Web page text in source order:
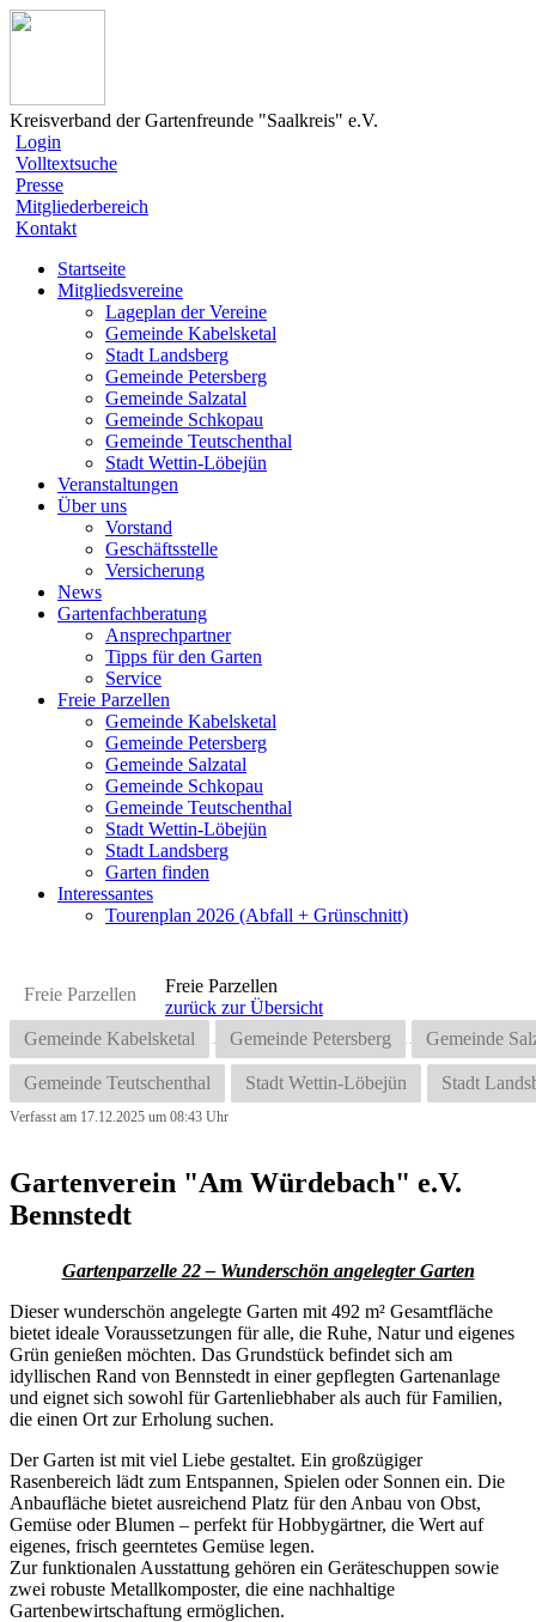
Kreisverband der Gartenfreunde "Saalkreis" e.V.
Login
Volltextsuche
Presse
Mitgliederbereich
Kontakt
Startseite
Mitgliedsvereine
Lageplan der Vereine
Gemeinde Kabelsketal
Stadt Landsberg
Gemeinde Petersberg
Gemeinde Salzatal
Gemeinde Schkopau
Gemeinde Teutschenthal
Stadt Wettin-Löbejün
Veranstaltungen
Über uns
Vorstand
Geschäftsstelle
Versicherung
News
Gartenfachberatung
Ansprechpartner
Tipps für den Garten
Service
Freie Parzellen
Gemeinde Kabelsketal
Gemeinde Petersberg
Gemeinde Salzatal
Gemeinde Schkopau
Gemeinde Teutschenthal
Stadt Wettin-Löbejün
Stadt Landsberg
Garten finden
Interessantes
Tourenplan 2026 (Abfall + Grünschnitt)
Freie Parzellen
Gemeinde Kabelsketal Gemeinde Petersberg Gemeinde
Gemeinde Teutschenthal Stadt Wettin-Löbejün Stadt
Freie Parzellen
zurück zur Übersicht
Verfasst am 17.12.2025 um 08:43 Uhr
Gartenverein "Am Würdebach" e.V.
Bennstedt
Gartenparzelle 22 – Wunderschön angelegter Garten
Dieser wunderschön angelegte Garten mit 492 m² Gesamtfläche
bietet ideale Voraussetzungen für alle, die Ruhe, Natur und eigenes
Grün genießen möchten. Das Grundstück befindet sich am
idyllischen Rand von Bennstedt in einer gepflegten Gartenanlage
und eignet sich sowohl für Gartenliebhaber als auch für Familien,
die einen Ort zur Erholung suchen.
Der Garten ist mit viel Liebe gestaltet. Ein großzügiger
Rasenbereich lädt zum Entspannen, Spielen oder Sonnen ein. Die
Anbaufläche bietet ausreichend Platz für den Anbau von Obst,
Gemüse oder Blumen – perfekt für Hobbygärtner, die Wert auf
eigenes, frisch geerntetes Gemüse legen.
Zur funktionalen Ausstattung gehören ein Geräteschuppen sowie
zwei robuste Metallkomposter, die eine nachhaltige
Gartenbewirtschaftung ermöglichen.